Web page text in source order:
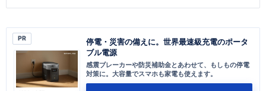
PR
停電・災害の備えに。世界最速級充電のポータ
ブル電源
感震ブレーカーや防災補助金とあわせて、もしもの停電
対策に。大容量でスマホも家電も使えます。